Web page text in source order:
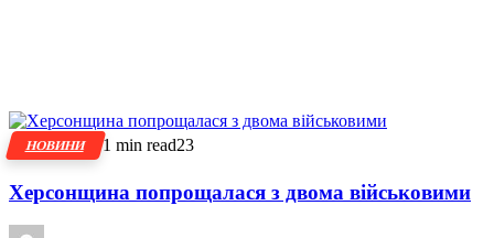
НОВИНИ 1 min read23
Херсонщина попрощалася з двома військовими